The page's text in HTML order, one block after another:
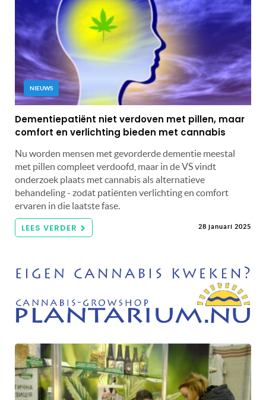
NIEUWS
Dementiepatiënt niet verdoven met pillen, maar
comfort en verlichting bieden met cannabis
Nu worden mensen met gevorderde dementie meestal
met pillen compleet verdoofd, maar in de VS vindt
onderzoek plaats met cannabis als alternatieve
behandeling - zodat patiënten verlichting en comfort
ervaren in die laatste fase.
LEES VERDER 28 januari 2025